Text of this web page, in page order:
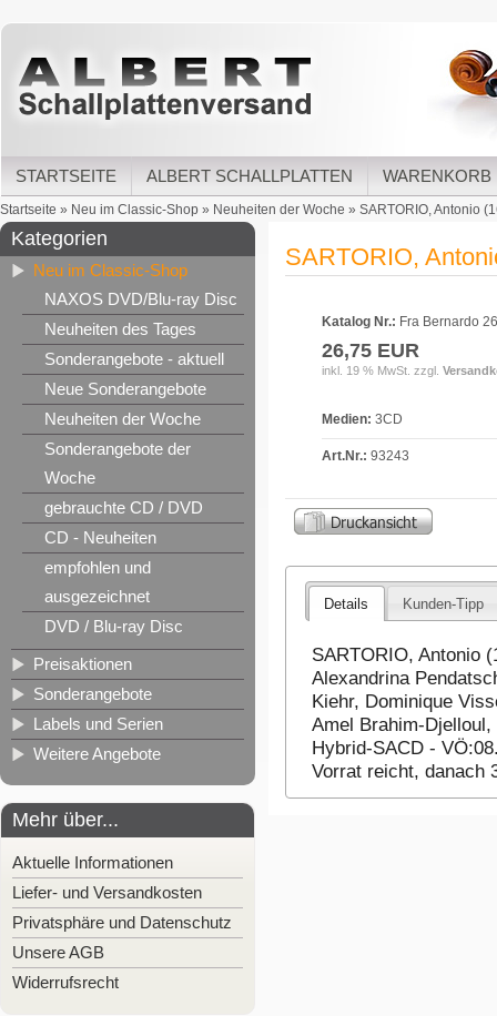
STARTSEITE ALBERT SCHALLPLATTEN WARENKORB
Startseite » Neu im Classic-Shop » Neuheiten der Woche » SARTORIO, Antonio
Kategorien
Neu im Classic-Shop
NAXOS DVD/Blu-ray Disc
Neuheiten des Tages
Sonderangebote - aktuell
Neue Sonderangebote
Neuheiten der Woche
Sonderangebote der
Woche
gebrauchte CD / DVD
CD - Neuheiten
empfohlen und
ausgezeichnet
DVD / Blu-ray Disc
Preisaktionen
Sonderangebote
Labels und Serien
Weitere Angebote
Mehr über...
Aktuelle Informationen
Liefer- und Versandkosten
Privatsphäre und Datenschutz
Unsere AGB
Widerrufsrecht
SARTORIO,
Katalog Nr.: Fra Bernardo
26,75 EUR
inkl. 19 % MwSt. zzgl.
Medien: 3CD
Art.Nr.: 93243
Details Kunden-Tipp
SARTORIO, Antonio
Alexandrina
Kiehr, Dominique
Amel Brahim-
Hybrid-SACD -
Vorrat reicht, danach